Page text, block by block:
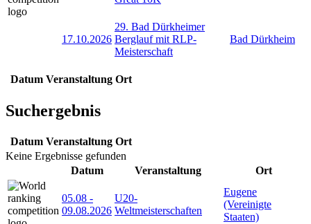
17.10.2026
29. Bad Dürkheimer
Berglauf mit RLP-
Meisterschaft
Bad Dürkheim
Datum Veranstaltung Ort
Suchergebnis
Datum Veranstaltung Ort
Keine Ergebnisse gefunden
Datum
Veranstaltung Ort
05.08 -
09.08.2026
U20-
Weltmeisterschaften
Eugene
(Vereinigte
Staaten)